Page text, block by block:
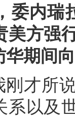
委内瑞
美方强
期间
才所
系以及